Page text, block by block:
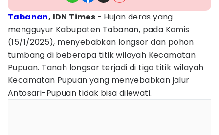
Tabanan, IDN Times - Hujan deras yang
mengguyur Kabupaten Tabanan, pada Kamis
(15/1/2025), menyebabkan longsor dan pohon
tumbang di beberapa titik wilayah Kecamatan
Pupuan. Tanah longsor terjadi di tiga titik wilayah
Kecamatan Pupuan yang menyebabkan jalur
Antosari-Pupuan tidak bisa dilewati.